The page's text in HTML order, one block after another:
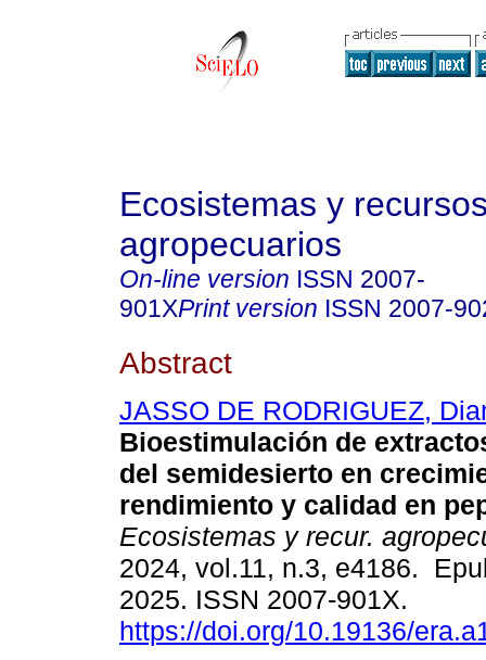
Ecosistemas y
agropecuarios
On-line version ISSN 2007-
901XPrint version ISSN 2007-
Abstract
JASSO DE RODRIGUEZ,
Bioestimulación de
del semidesierto en
rendimiento y calidad en
Ecosistemas y recur.
2024, vol.11, n.3, e4186.
2025. ISSN 2007-901X.
https://doi.org/10.19136/